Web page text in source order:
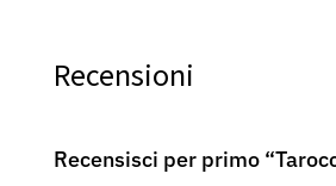
Recensioni
Recensisci per primo